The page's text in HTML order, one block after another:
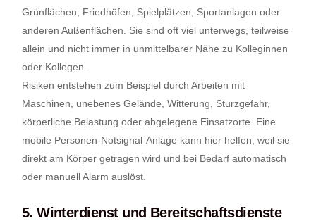
Grünflächen, Friedhöfen, Spielplätzen, Sportanlagen oder
anderen Außenflächen. Sie sind oft viel unterwegs, teilweise
allein und nicht immer in unmittelbarer Nähe zu Kolleginnen
oder Kollegen.
Risiken entstehen zum Beispiel durch Arbeiten mit
Maschinen, unebenes Gelände, Witterung, Sturzgefahr,
körperliche Belastung oder abgelegene Einsatzorte. Eine
mobile Personen-Notsignal-Anlage kann hier helfen, weil sie
direkt am Körper getragen wird und bei Bedarf automatisch
oder manuell Alarm auslöst.
5. Winterdienst und Bereitschaftsdienste